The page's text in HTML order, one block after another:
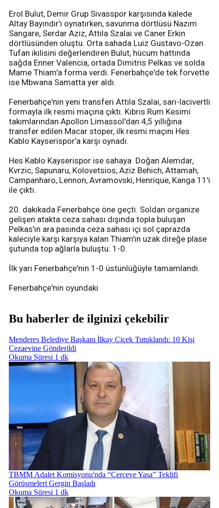
Erol Bulut, Demir Grup Sivasspor karşısında kalede
Altay Bayındır'ı oynatırken, savunma dörtlüsü Nazım
Sangare, Serdar Aziz, Attila Szalai ve Caner Erkin
dörtlüsünden oluştu. Orta sahada Luiz Gustavo-Ozan
Tufan ikilisini değerlendiren Bulut, hücum hattında
sağda Enner Valencia, ortada Dimitris Pelkas ve solda
Mame Thiam'a forma verdi. Fenerbahçe'de tek forvette
ise Mbwana Samatta yer aldı.
Fenerbahçe'nin yeni transferi Attila Szalai, sarı-lacivertli
formayla ilk resmi maçına çıktı. Kıbrıs Rum Kesimi
takımlarından Apollon Limassol'dan 4,5 yıllığına
transfer edilen Macar stoper, ilk resmi maçını Hes
Kablo Kayserispor'a karşı oynadı.
Hes Kablo Kayserispor ise sahaya Doğan Alemdar,
Kvrzic, Sapunaru, Kolovetsios, Aziz Behich, Attamah,
Campanharo, Lennon, Avramovski, Henrique, Kanga 11'i
ile çıktı.
20. dakikada Fenerbahçe öne geçti. Soldan organize
gelişen atakta ceza sahası dışında topla buluşan
Pelkas'ın ara pasında ceza sahası içi sol çaprazda
kaleciyle karşı karşıya kalan Thiam'ın uzak direğe plase
şutunda top ağlarla buluştu: 1-0.
İlk yarı Fenerbahçe'nin 1-0 üstünlüğüyle tamamlandı.
Fenerbahçe'nin oyundaki
Bu haberler de ilginizi çekebilir
Menderes Belediye Başkanı İlkay Çiçek Tutuklandı: 10 Kişi
Cezaevine Gönderildi
Okuma Süresi 1 dk
TBMM Adalet Komisyonu'nda “Çerçeve Yasa” Teklifi
Görüşmeleri Gergin Başladı
Okuma Süresi 1 dk